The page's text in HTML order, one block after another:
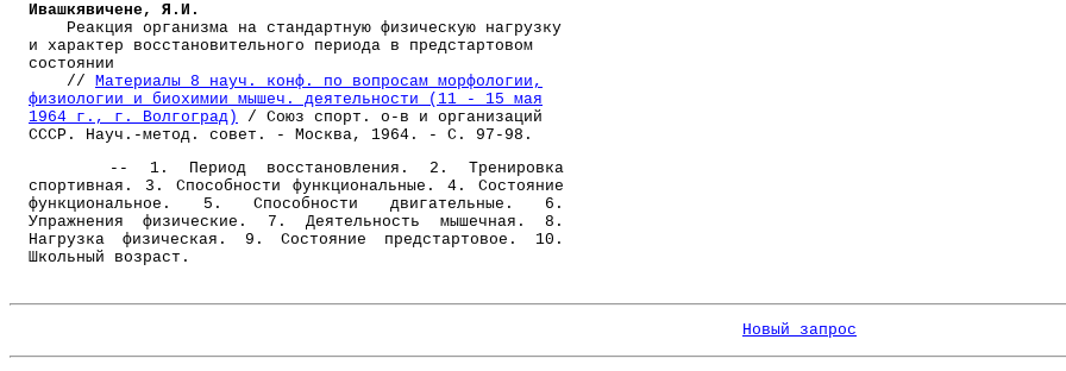
Ивашкявичене, Я.И.
Реакция организма на стандартную физическую нагрузку
и характер восстановительного периода в предстартовом
состоянии
// Материалы 8 науч. конф. по вопросам морфологии,
физиологии и биохимии мышеч. деятельности (11 - 15 мая
1964 г., г. Волгоград)
/ Союз спорт. о-в и организаций
СССР. Науч.-метод. совет. - Москва, 1964. - С. 97-98.
-- 1. Период восстановления. 2. Тренировка
спортивная. 3. Способности функциональные. 4. Состояние
функциональное. 5. Способности двигательные. 6.
Упражнения физические. 7. Деятельность мышечная. 8.
Нагрузка физическая. 9. Состояние предстартовое. 10.
Школьный возраст.
Новый запрос